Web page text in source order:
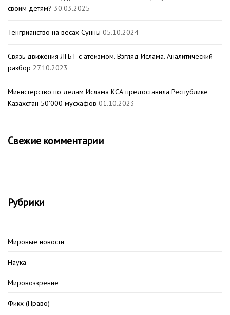
своим детям? 30.03.2025
Тенгрианство на весах Сунны 05.10.2024
Связь движения ЛГБТ с атеизмом. Взгляд Ислама. Аналитический
разбор 27.10.2023
Министерство по делам Ислама КСА предоставила Республике
Казахстан 50’000 мусхафов 01.10.2023
Свежие комментарии
Рубрики
Мировые новости
Наука
Мировоззрение
Фикх (Право)